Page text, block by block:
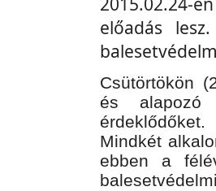
előadás
Csütörtökön
és alapozó
érdeklődőket.
Mindkét
ebben a